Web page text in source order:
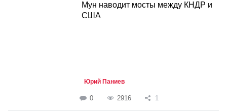
Мун наводит мосты между КНДР и
США
Юрий Паниев
0 2916 1